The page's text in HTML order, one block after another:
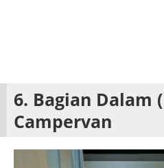
6. Bagian Dalam
Campervan